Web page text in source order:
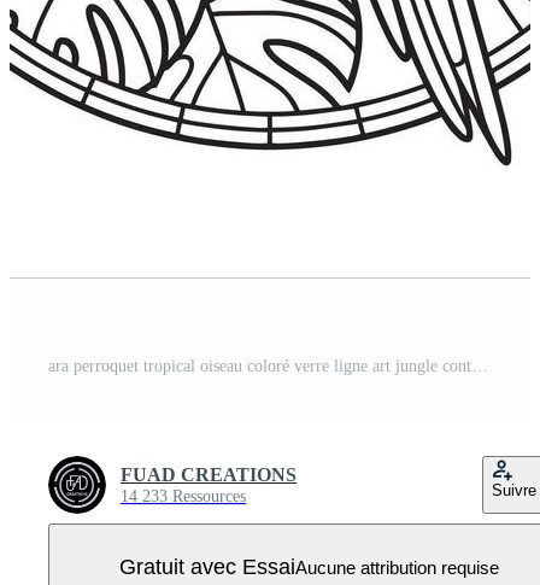
ara perroquet tropical oiseau coloré verre ligne art jungle contour Vecteur Pro
FUAD CREATIONS
14 233 Ressources Suivre
Gratuit avec EssaiAucune attribution requise